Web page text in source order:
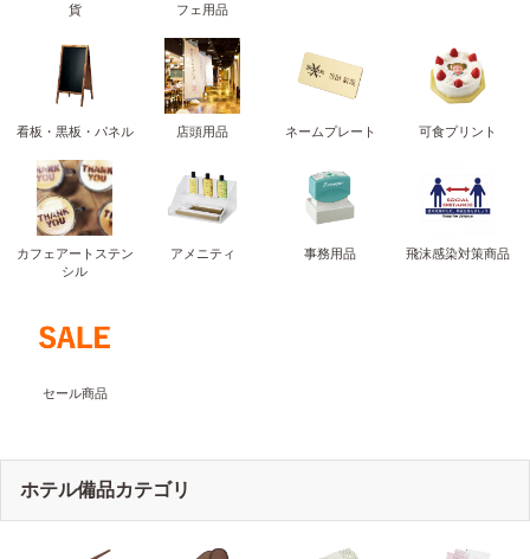
貨
フェ用品
看板・黒板・パネル 店頭用品 ネームプレート 可食プリント
カフェアートステン
シル
アメニティ 事務用品 飛沫感染対策商品
セール商品
ホテル備品カテゴリ